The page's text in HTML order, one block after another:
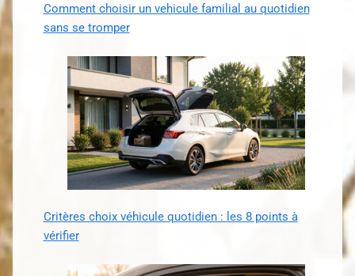
Comment choisir un vehicule familial au quotidien
sans se tromper
Critères choix véhicule quotidien : les 8 points à
vérifier